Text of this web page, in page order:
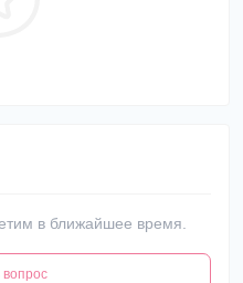
в ближайшее время.
вопрос